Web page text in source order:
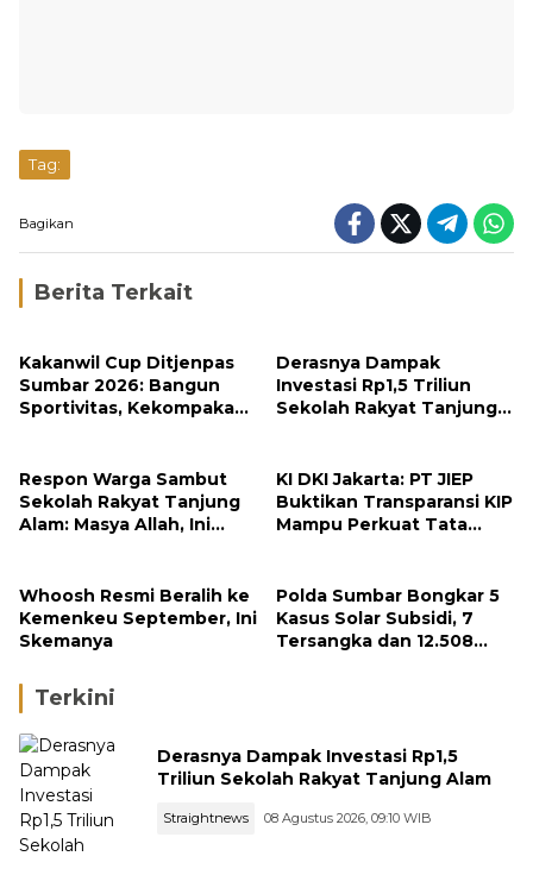
Tag:
Bagikan
Berita Terkait
Kakanwil Cup Ditjenpas
Sumbar 2026: Bangun
Sportivitas, Kekompakan
Derasnya Dampak
Investasi Rp1,5 Triliun
Sekolah Rakyat Tanjung
Respon Warga Sambut
Sekolah Rakyat Tanjung
Alam: Masya Allah, Ini
KI DKI Jakarta: PT JIEP
Buktikan Transparansi KIP
Mampu Perkuat Tata
Whoosh Resmi Beralih ke
Kemenkeu September, Ini
Skemanya
Polda Sumbar Bongkar 5
Kasus Solar Subsidi, 7
Tersangka dan 12.508
Terkini
Derasnya Dampak Investasi Rp1,5
Triliun Sekolah Rakyat Tanjung Alam
Straightnews 08 Agustus 2026, 09:10 WIB